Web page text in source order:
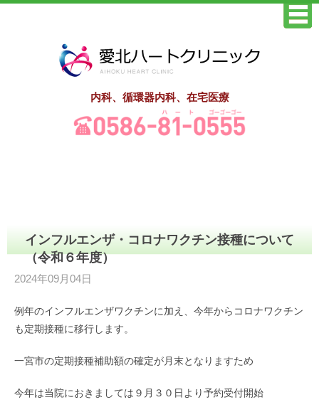
内科、循環器内科、在宅医療
インフルエンザ・コロナワクチン接種について
（令和６年度）
2024年09月04日
例年のインフルエンザワクチンに加え、今年からコロナワクチン
も定期接種に移行します。
一宮市の定期接種補助額の確定が月末となりますため
今年は当院におきましては９月３０日より予約受付開始